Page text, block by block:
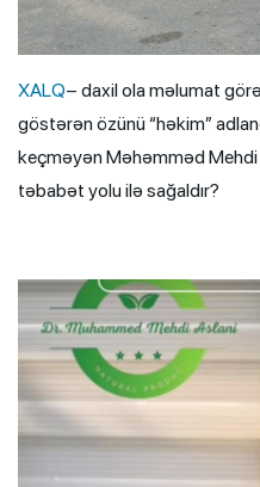
XALQ– daxil ola məlumat
göstərən özünü “həkim”
keçməyən Məhəmməd
təbabət yolu ilə sağaldır?